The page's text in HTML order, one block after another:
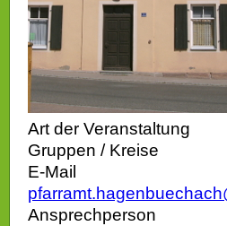
Art der Veranstaltung
Gruppen / Kreise
E-Mail
Ansprechperson